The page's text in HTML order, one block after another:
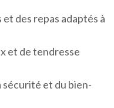
des repas adaptés à
et de tendresse
sécurité et du bien-